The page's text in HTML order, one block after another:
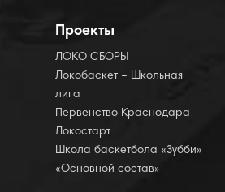
Проекты
ЛОКО СБОРЫ
Локобаскет – Школьная
лига
Первенство Краснодара
Локостарт
Школа баскетбола «Зубби»
«Основной состав»